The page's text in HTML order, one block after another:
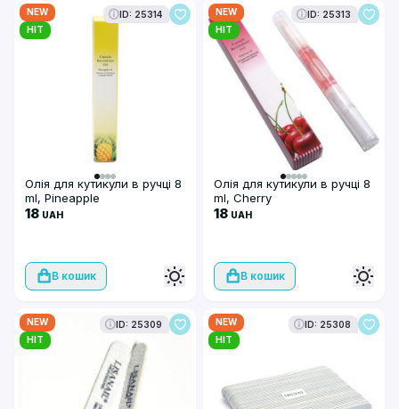
NEW
HIT
ID: 25314
Олія для кутикули в ручці 8
ml, Pineapple
18 UAH
В кошик
NEW
HIT
ID: 25313
Олія для кутикули в ручці 8
ml, Cherry
18 UAH
В кошик
NEW
HIT
ID: 25309
NEW
HIT
ID: 25308